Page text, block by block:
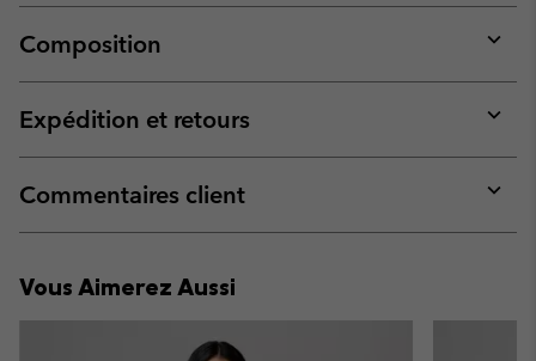
Composition
or
Expédition et retours
or
Commentaires client
or
Vous Aimerez Aussi